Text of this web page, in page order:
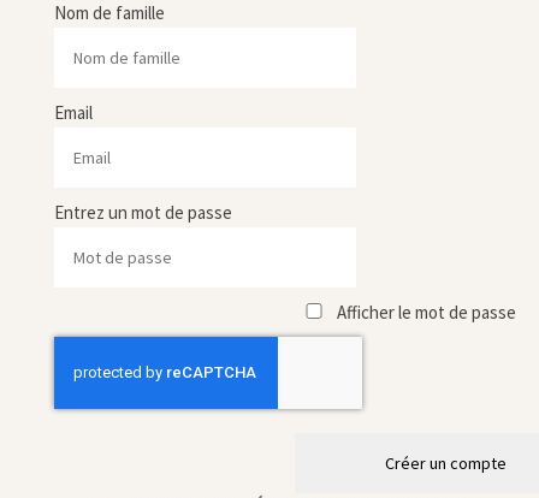
Nom de famille
Email
Entrez un mot de passe
Afficher le mot de passe
Créer un compte